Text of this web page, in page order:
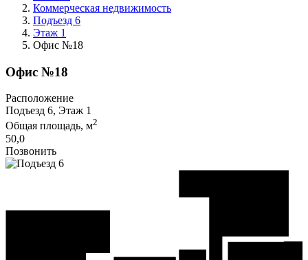
Коммерческая недвижимость
Подъезд 6
Этаж 1
Офис №18
Офис №18
Расположение
Подъезд 6, Этаж 1
Общая площадь, м2
50,0
Позвонить